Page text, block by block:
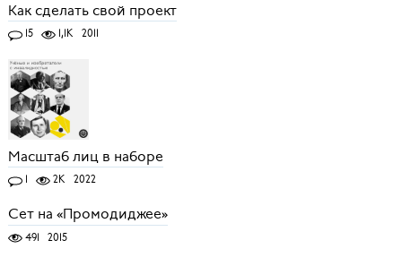
Как сделать свой проект
15 1,1K 2011
Масштаб лиц в наборе
1 2K 2022
Сет на «Промодиджее»
491 2015